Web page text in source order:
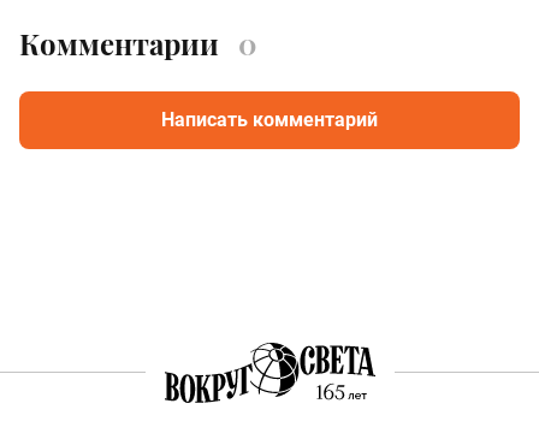
Комментарии 0
Написать комментарий